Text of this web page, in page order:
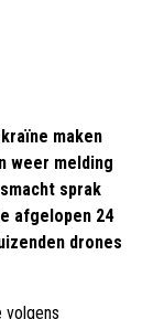
maken
weer melding
sprak
afgelopen 24
drones
volgens